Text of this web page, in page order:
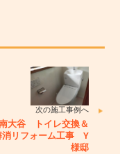
次の施工事例へ
大谷 トイレ交換＆
消リフォーム工事 Y
様邸